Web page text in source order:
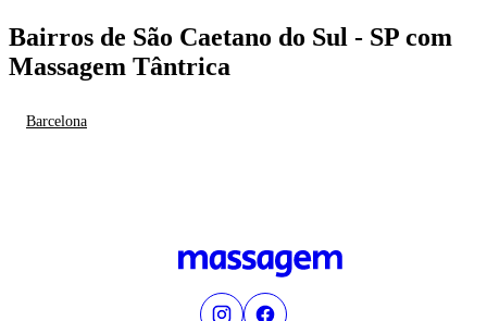
Bairros de São Caetano do Sul - SP com
Massagem Tântrica
Barcelona